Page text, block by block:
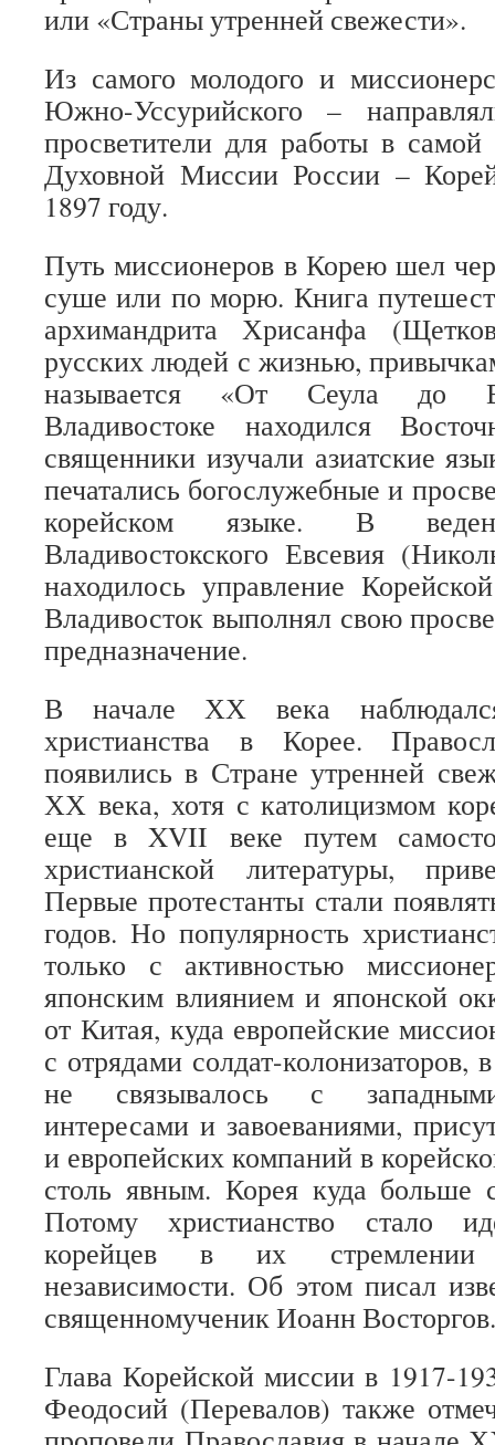
или «Страны утренней свежести».
Из самого молодого и
Южно-Уссурийского –
просветители для работы в
Духовной Миссии России –
1897 году.
Путь миссионеров в Корею шел
суше или по морю. Книга
архимандрита Хрисанфа
русских людей с жизнью,
называется «От Сеула до
Владивостоке находился
священники изучали азиатские
печатались богослужебные и
корейском языке. В
Владивостокского Евсевия
находилось управление
Владивосток выполнял свою
предназначение.
В начале ХХ века
христианства в Корее.
появились в Стране утренней
ХХ века, хотя с католицизмом
еще в XVII веке путем
христианской литературы,
Первые протестанты стали
годов. Но популярность
только с активностью
японским влиянием и японской
от Китая, куда европейские
с отрядами солдат-колонизаторов,
не связывалось с
интересами и завоеваниями,
и европейских компаний в
столь явным. Корея куда больше
Потому христианство стало
корейцев в их стремлении
независимости. Об этом писал
священномученик Иоанн Восторгов.
Глава Корейской миссии в 1917-
Феодосий (Перевалов) также